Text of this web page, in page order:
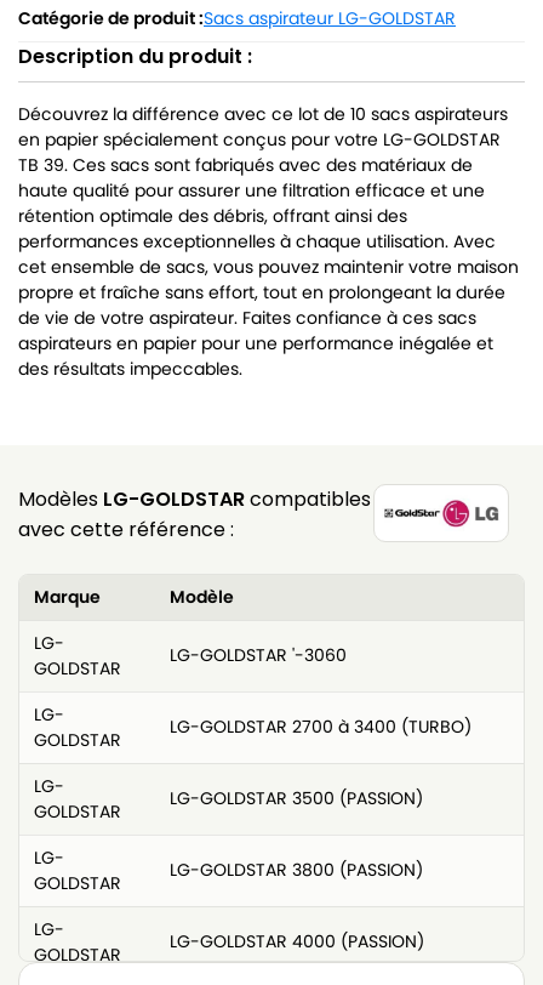
Catégorie de produit :Sacs aspirateur LG-GOLDSTAR
Description du produit :
Découvrez la différence avec ce lot de 10 sacs aspirateurs
en papier spécialement conçus pour votre LG-GOLDSTAR
TB 39. Ces sacs sont fabriqués avec des matériaux de
haute qualité pour assurer une filtration efficace et une
rétention optimale des débris, offrant ainsi des
performances exceptionnelles à chaque utilisation. Avec
cet ensemble de sacs, vous pouvez maintenir votre maison
propre et fraîche sans effort, tout en prolongeant la durée
de vie de votre aspirateur. Faites confiance à ces sacs
aspirateurs en papier pour une performance inégalée et
des résultats impeccables.
Modèles LG-GOLDSTARcompatibles
avec cette référence :
Marque
Modèle
LG-
GOLDSTAR
LG-GOLDSTAR '-3060
LG-
GOLDSTAR
LG-GOLDSTAR 2700 à 3400 (TURBO)
LG-
GOLDSTAR
LG-GOLDSTAR 3500 (PASSION)
LG-
GOLDSTAR
LG-GOLDSTAR 3800 (PASSION)
LG-
GOLDSTAR
LG-GOLDSTAR 4000 (PASSION)